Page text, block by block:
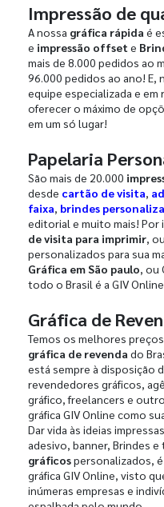
Impressão de
A nossa gráfica rápida é
e impressão offset e
mais de 8.000 pedidos ao
96.000 pedidos ao ano! E,
equipe especializada e
oferecer o máximo de
em um só lugar!
Papelaria
São mais de 20.000
desde cartão de visita,
faixa, brindes
editorial e muito mais! Por
de visita para imprimir,
personalizados para sua
Gráfica em São paulo, ou
todo o Brasil é a GIV
Gráfica de
Temos os melhores
gráfica de revenda do
está sempre à disposição
revendedores gráficos,
gráfico, freelancers e
gráfica GIV Online como
Dar vida às ideias
adesivo, banner, Brindes
gráficospersonalizados,
gráfica GIV Online, visto
inúmeras empresas e